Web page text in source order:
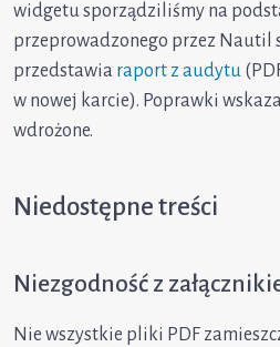
widgetu sporządziliśmy na
przeprowadzonego przez Nautil
przedstawia raport z audytu
w nowej karcie). Poprawki
wdrożone.
Niedostępne treści
Niezgodność z
Nie wszystkie pliki PDF